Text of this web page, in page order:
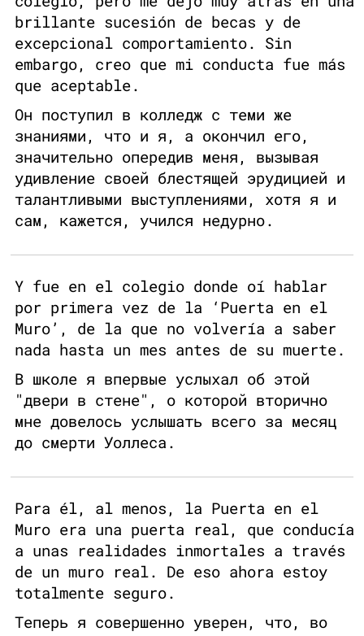
brillante sucesión de becas y de
excepcional comportamiento. Sin
embargo, creo que mi conducta fue más
que aceptable.
Он поступил в колледж с теми же
знаниями, что и я, а окончил его,
значительно опередив меня, вызывая
удивление своей блестящей эрудицией и
талантливыми выступлениями, хотя я и
сам, кажется, учился недурно.
Y fue en el colegio donde oí hablar
por primera vez de la ‘Puerta en el
Muro’, de la que no volvería a saber
nada hasta un mes antes de su muerte.
В школе я впервые услыхал об этой
"двери в стене", о которой вторично
мне довелось услышать всего за месяц
до смерти Уоллеса.
Para él, al menos, la Puerta en el
Muro era una puerta real, que conducía
a unas realidades inmortales a través
de un muro real. De eso ahora estoy
totalmente seguro.
Теперь я совершенно уверен, что, во